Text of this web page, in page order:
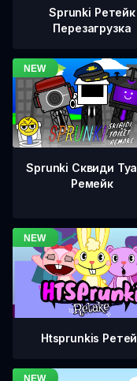
Sprunki Ретейк
Перезагрузка
Sprunki Сквиди
Ремейк
Htsprunkis